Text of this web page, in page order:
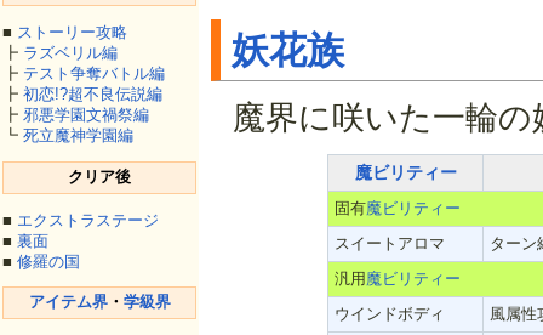
■ ストーリー攻略
┣ ラズベリル編
┣ テスト争奪バトル編
┣ 初恋!?超不良伝説編
┣ 邪悪学園文禍祭編
┗ 死立魔神学園編
クリア後
■ エクストラステージ
■ 裏面
■ 修羅の国
アイテム界・ 学級界
妖花族
魔界に咲いた一輪
魔ビリティー
固有魔ビリティー
スイートアロマ
ターン
汎用 魔ビリティー
ウインドボディ
風属性